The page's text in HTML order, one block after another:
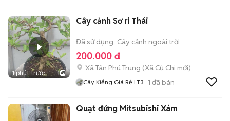
1 phút trước 1
Cây cảnh Sơ ri Thái
Đã sử dụng Cây cảnh ngoài trời
200.000 đ
Xã Tân Phú Trung (Xã Củ Chi mới)
Cây Kiểng Giá Rẻ LT3 1 đã bán
Quạt đứng Mitsubishi Xám